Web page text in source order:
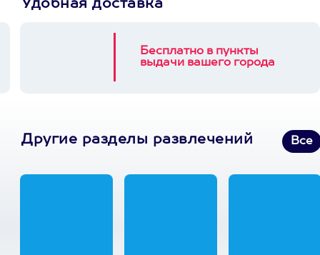
Удобная доставка
Бесплатно в пункты
выдачи вашего города
Другие разделы развлечений Все